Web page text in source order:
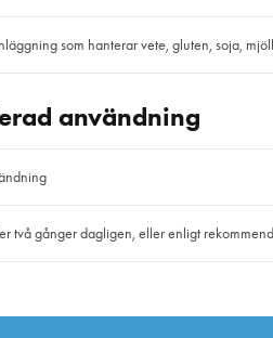
som hanterar vete, gluten, soja,
användning
två gånger dagligen, eller enligt